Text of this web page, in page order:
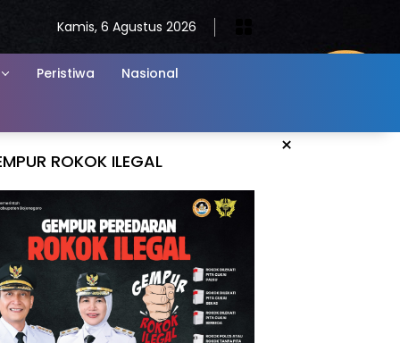
Kamis, 6 Agustus 2026
Peristiwa Nasional
×
ROKOK ILEGAL